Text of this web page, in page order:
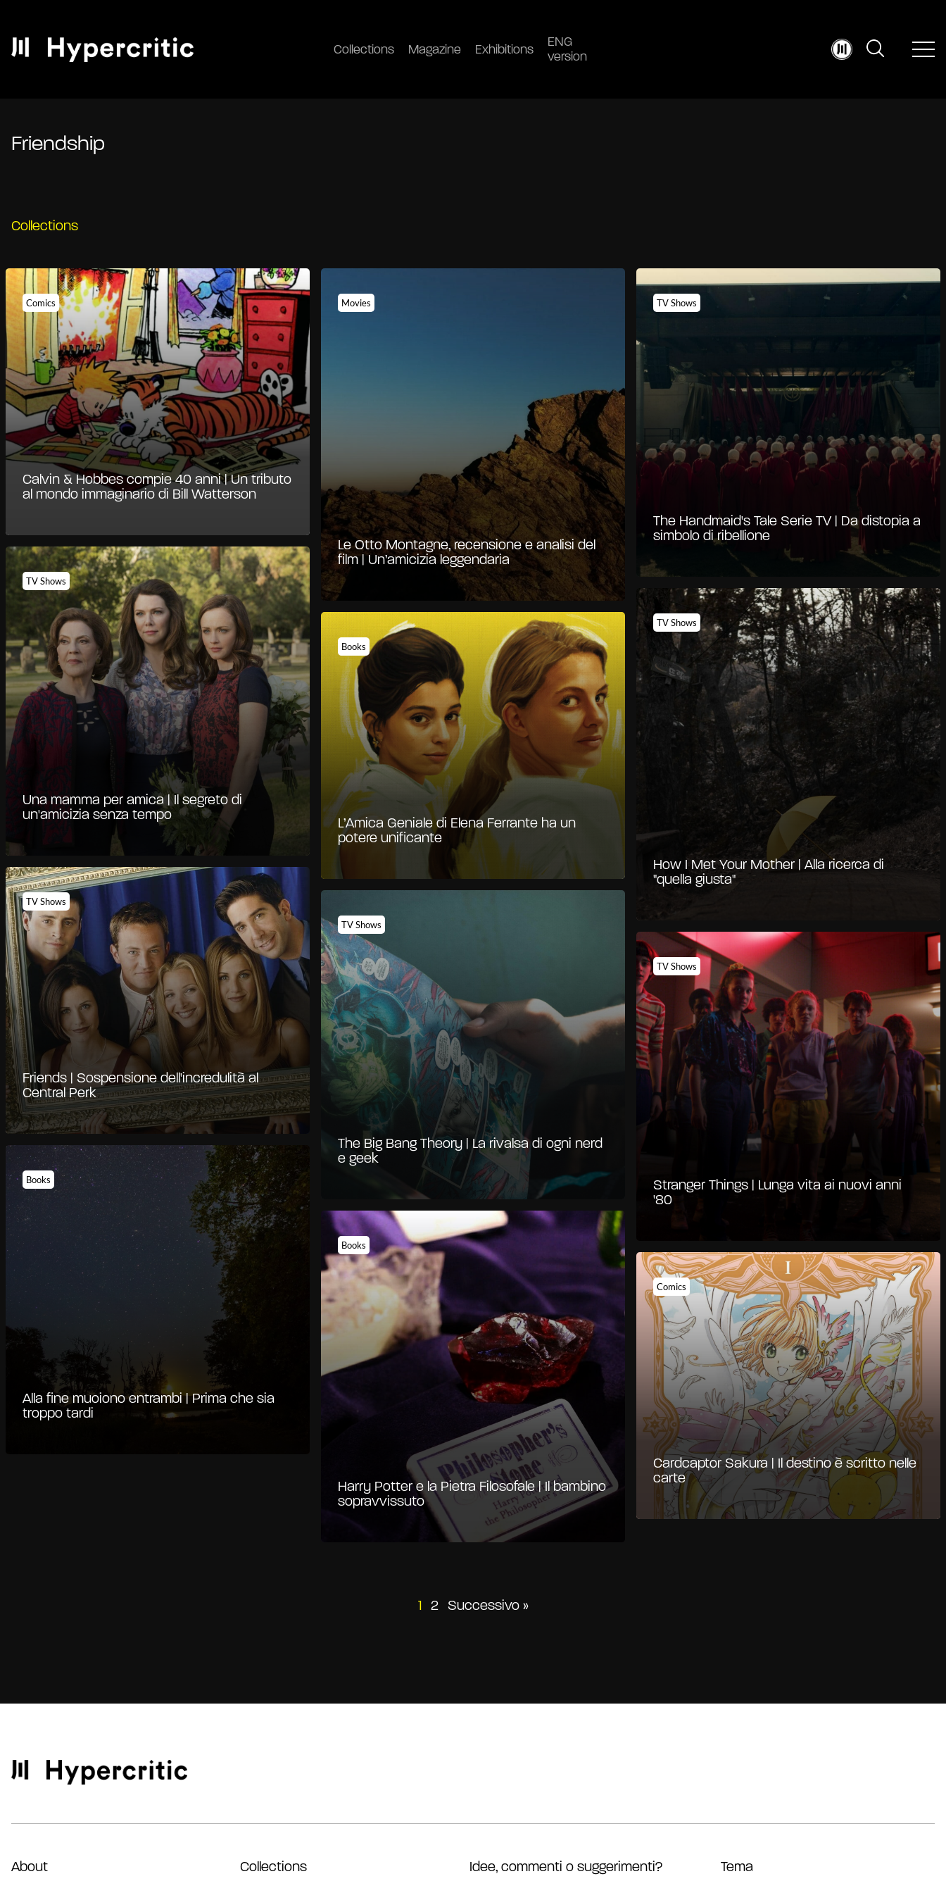
Collections Magazine Exhibitions
ENG
version
Friendship
Collections
Comics
Calvin & Hobbes compie 40 anni | Un tributo
al mondo immaginario di Bill Watterson
Movies
Le Otto Montagne, recensione e analisi del
film | Un’amicizia leggendaria
TV Shows
The Handmaid's Tale Serie TV | Da distopia a
simbolo di ribellione
TV Shows
Una mamma per amica | Il segreto di
un'amicizia senza tempo
Books
L’Amica Geniale di Elena Ferrante ha un
potere unificante
TV Shows
How I Met Your Mother | Alla ricerca di
"quella giusta"
TV Shows
Friends | Sospensione dell'incredulità al
Central Perk
TV Shows
The Big Bang Theory | La rivalsa di ogni nerd
e geek
TV Shows
Stranger Things | Lunga vita ai nuovi anni
'80
Books
Alla fine muoiono entrambi | Prima che sia
troppo tardi
Books
Harry Potter e la Pietra Filosofale | Il bambino
sopravvissuto
Comics
Cardcaptor Sakura | Il destino è scritto nelle
carte
Paginazione
1 2 Successivo »
About Collections Idee, commenti o suggerimenti? Tema